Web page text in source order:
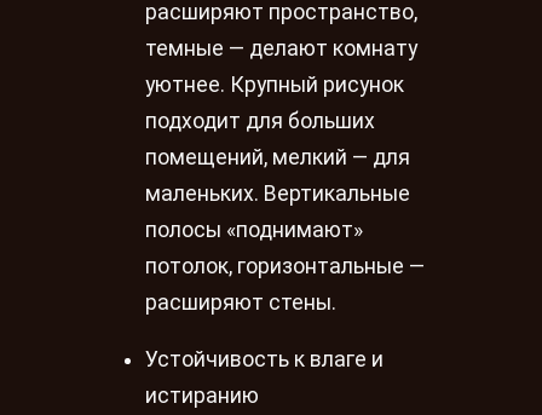
расширяют пространство,
темные — делают комнату
уютнее. Крупный рисунок
подходит для больших
помещений, мелкий — для
маленьких. Вертикальные
полосы «поднимают»
потолок, горизонтальные —
расширяют стены.
Устойчивость к влаге и
истиранию